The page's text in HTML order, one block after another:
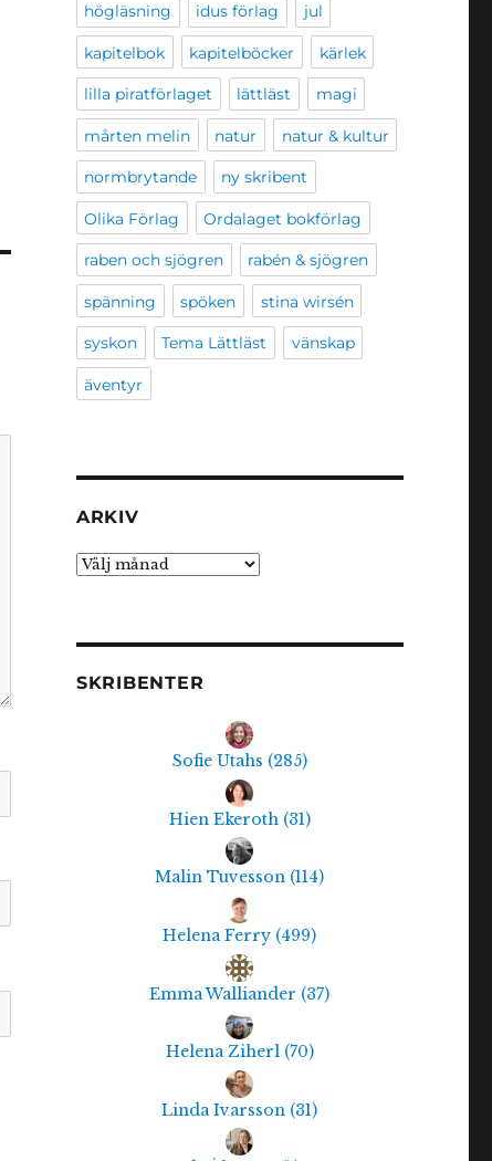
högläsning idus förlag jul
kapitelbok kapitelböcker kärlek
lilla piratförlaget lättläst magi
mårten melin natur natur & kultur
normbrytande ny skribent
Olika Förlag Ordalaget bokförlag
raben och sjögren rabén & sjögren
spänning spöken stina wirsén
syskon Tema Lättläst vänskap
äventyr
ARKIV
Arkiv
SKRIBENTER
Sofie Utahs (285)
Hien Ekeroth (31)
Malin Tuvesson (114)
Helena Ferry (499)
Emma Walliander (37)
Helena Ziherl (70)
Linda Ivarsson (31)